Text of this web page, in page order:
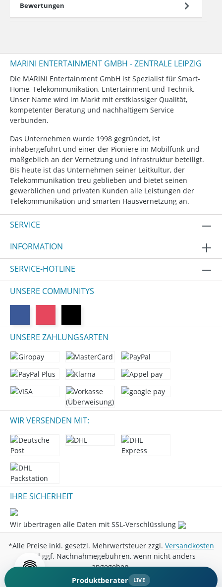
Bewertungen
MARINI ENTERTAINMENT GMBH - ZENTRALE LEIPZIG
Die MARINI Entertainment GmbH ist Spezialist für Smart-
Home, Telekommunikation, Entertainment und Technik.
Unser Name wird im Markt mit erstklassiger Qualität,
kompetenter Beratung und nachhaltigem Service
verbunden.
Das Unternehmen wurde 1998 gegründet, ist
inhabergeführt und einer der Pioniere im Mobilfunk und
maßgeblich an der Vernetzung und Infrastruktur beteiligt.
Bis heute ist das Unternehmen seiner Leitkultur, der
Telekommunikation treu geblieben und bietet seinen
gewerblichen und privaten Kunden alle Leistungen der
Telekommunikation und smarten Hausvernetzung an.
SERVICE
INFORMATION
SERVICE-HOTLINE
UNSERE COMMUNITYS
UNSERE ZAHLUNGSARTEN
WIR VERSENDEN MIT:
IHRE SICHERHEIT
Wir übertragen alle Daten mit SSL-Verschlüsslung
*Alle Preise inkl. gesetzl. Mehrwertsteuer zzgl. Versandkosten
und ggf. Nachnahmegebühren, wenn nicht anders
angegeben.
© 2026 Marini Entertainment GmbH - All Rights Reserved.
Produktberater LIVE